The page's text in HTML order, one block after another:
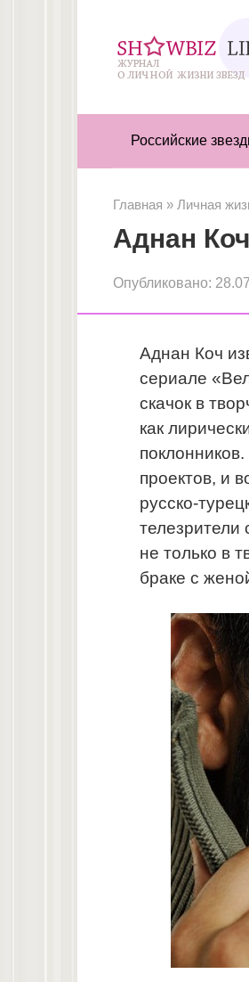
Российские
Главная » Личная
Аднан Коч
Опубликовано:
Аднан Коч
сериале
скачок в
как
проектов, и
русско-
телезрители
не только в
браке с